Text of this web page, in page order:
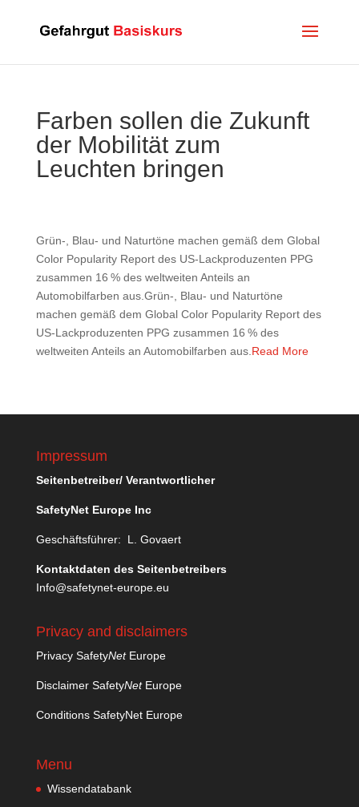
Farben sollen die Zukunft
der Mobilität zum
Leuchten bringen
Grün-, Blau- und Naturtöne machen gemäß dem Global
Color Popularity Report des US-Lackproduzenten PPG
zusammen 16 % des weltweiten Anteils an
Automobilfarben aus.Grün-, Blau- und Naturtöne
machen gemäß dem Global Color Popularity Report des
US-Lackproduzenten PPG zusammen 16 % des
weltweiten Anteils an Automobilfarben aus. Read More
Impressum
Seitenbetreiber/ Verantwortlicher
SafetyNet Europe Inc
Geschäftsführer: L. Govaert
Kontaktdaten des Seitenbetreibers
Info@safetynet-europe.eu
Privacy and disclaimers
Privacy SafetyNetEurope
Disclaimer SafetyNetEurope
Conditions SafetyNet Europe
Menu
Wissendatabank